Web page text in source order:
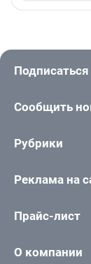
Сообщить
Рубрики
Реклама на
Прайс-лист
О компании